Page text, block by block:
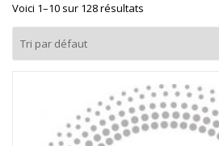
Voici 1–10 sur 128 résultats